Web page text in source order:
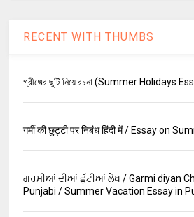
RECENT WITH THUMBS
গ্রীষ্মের ছুটি নিয়ে রচনা (Summer Holidays
गर्मी की छुट्टी पर निबंध हिंदी में / Essay on
ਗਰਮੀਆਂ ਦੀਆਂ ਛੁੱਟੀਆਂ ਲੇਖ / Garmi diyan
Punjabi / Summer Vacation Essay in